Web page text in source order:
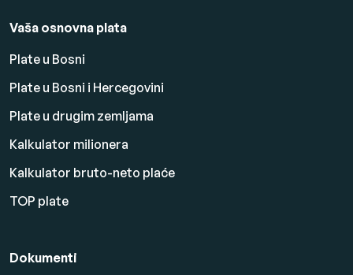
Vaša osnovna plata
Plate u Bosni
Plate u Bosni i Hercegovini
Plate u drugim zemljama
Kalkulator milionera
Kalkulator bruto-neto plaće
TOP plate
Dokumenti